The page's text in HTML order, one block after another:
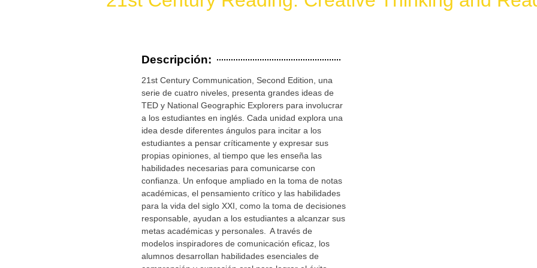
Descripción:
21st Century Communication, Second Edition, una
serie de cuatro niveles, presenta grandes ideas de
TED y National Geographic Explorers para involucrar
a los estudiantes en inglés. Cada unidad explora una
idea desde diferentes ángulos para incitar a los
estudiantes a pensar críticamente y expresar sus
propias opiniones, al tiempo que les enseña las
habilidades necesarias para comunicarse con
confianza. Un enfoque ampliado en la toma de notas
académicas, el pensamiento crítico y las habilidades
para la vida del siglo XXI, como la toma de decisiones
responsable, ayudan a los estudiantes a alcanzar sus
metas académicas y personales. A través de
modelos inspiradores de comunicación eficaz, los
alumnos desarrollan habilidades esenciales de